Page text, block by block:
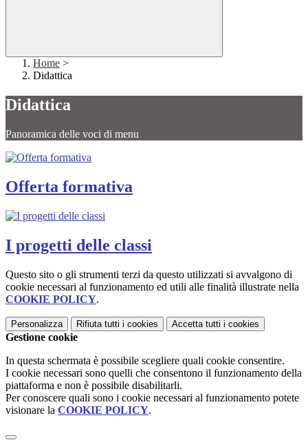
Home >
Didattica
Didattica
Panoramica delle voci di menu
Offerta formativa
I progetti delle classi
Questo sito o gli strumenti terzi da questo utilizzati si avvalgono di
cookie necessari al funzionamento ed utili alle finalità illustrate nella
COOKIE POLICY.
Personalizza Rifiuta tutti i cookies Accetta tutti i cookies
Gestione cookie
In questa schermata è possibile scegliere quali cookie consentire.
I cookie necessari sono quelli che consentono il funzionamento della
piattaforma e non è possibile disabilitarli.
Per conoscere quali sono i cookie necessari al funzionamento potete
visionare la COOKIE POLICY.